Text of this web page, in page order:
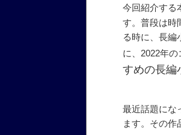
今回紹介する
す。普段は時
る時に、長編
に、2022年
すめの長編
最近話題にな
ます。その作